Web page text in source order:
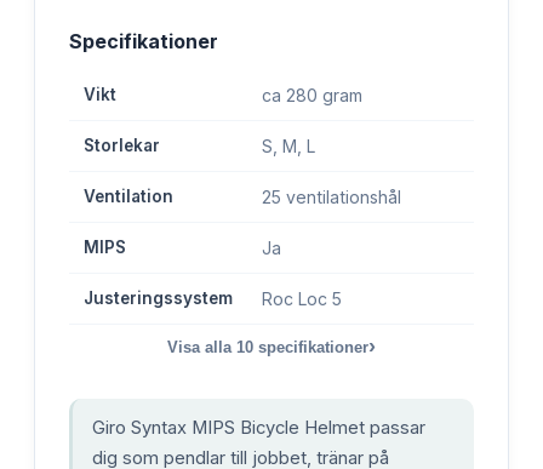
Specifikationer
Vikt ca 280 gram
Storlekar S, M, L
Ventilation 25 ventilationshål
MIPS Ja
Justeringssystem Roc Loc 5
Visa alla 10 specifikationer›
Giro Syntax MIPS Bicycle Helmet passar
dig som pendlar till jobbet, tränar på